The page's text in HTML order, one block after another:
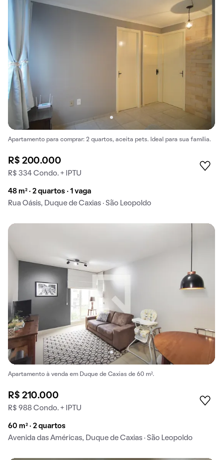
Apartamento para comprar: 2 quartos, aceita pets. Ideal para sua família.
R$ 200.000
R$ 334 Condo. + IPTU
48 m² · 2 quartos · 1 vaga
Rua Oásis, Duque de Caxias · São Leopoldo
Apartamento à venda em Duque de Caxias de 60 m².
R$ 210.000
R$ 988 Condo. + IPTU
60 m² · 2 quartos
Avenida das Américas, Duque de Caxias · São Leopoldo